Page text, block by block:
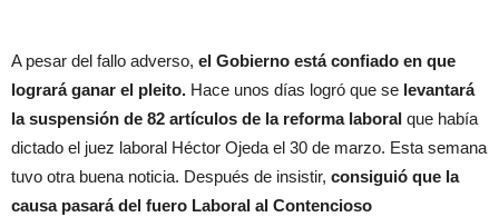
A pesar del fallo adverso, el Gobierno está confiado en que
logrará ganar el pleito. Hace unos días logró que se levantará
la suspensión de 82 artículos de la reforma laboral que había
dictado el juez laboral Héctor Ojeda el 30 de marzo. Esta semana
tuvo otra buena noticia. Después de insistir, consiguió que la
causa pasará del fuero Laboral al Contencioso